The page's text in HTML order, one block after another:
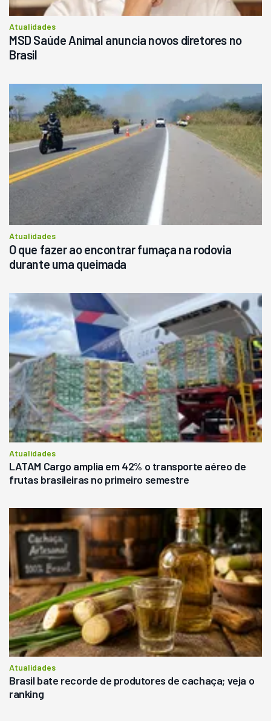
Atualidades
MSD Saúde Animal anuncia novos diretores no
Brasil
Atualidades
O que fazer ao encontrar fumaça na rodovia
durante uma queimada
Atualidades
LATAM Cargo amplia em 42% o transporte aéreo de
frutas brasileiras no primeiro semestre
Atualidades
Brasil bate recorde de produtores de cachaça; veja o
ranking